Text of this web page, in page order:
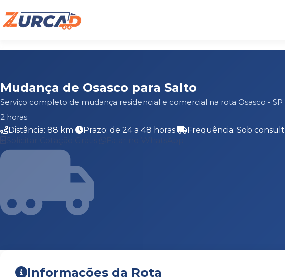
Mudança de Osasco para Salto
Serviço completo de mudança residencial e comercial na rota Osasco -
2 horas.
Distância: 88 km
Prazo: de 24 a 48 horas
Frequência: Sob
Informações da Rota